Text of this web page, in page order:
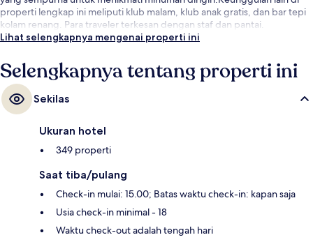
properti lengkap ini meliputi klub malam, klub anak gratis, dan bar tepi
kolam renang. Para traveler terkesan dengan staf dan pantai.
Lihat selengkapnya mengenai properti ini
Selengkapnya tentang properti ini
Sekilas
Ukuran hotel
349 properti
Saat tiba/pulang
Check-in mulai: 15.00; Batas waktu check-in: kapan saja
Usia check-in minimal - 18
Waktu check-out adalah tengah hari